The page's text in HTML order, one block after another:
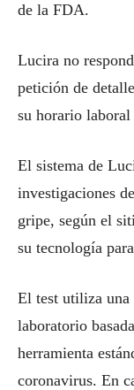
de la FDA.
Lucira no
petición de
su horario laboral
El sistema de
investigaciones
gripe, según el
su tecnología
El test utiliza una
laboratorio
herramienta
coronavirus. En